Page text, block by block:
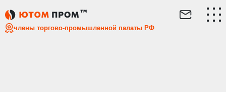
члены торгово-промышленной палаты РФ